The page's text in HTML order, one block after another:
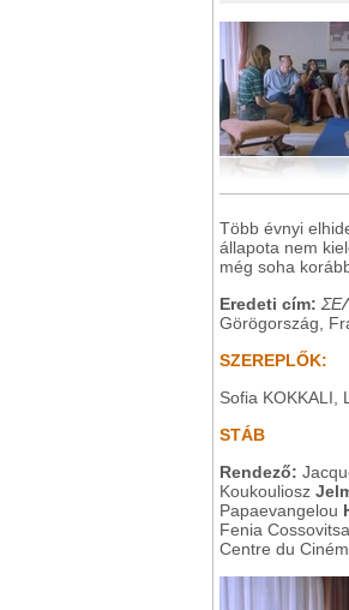
Több évnyi
állapota nem
még soha
Eredeti cím:
Görögország,
SZEREPLŐK:
Sofia KOKKALI,
STÁB
Rendező:
Koukouliosz
Papaevangelou
Fenia Cossovitsa
Centre du